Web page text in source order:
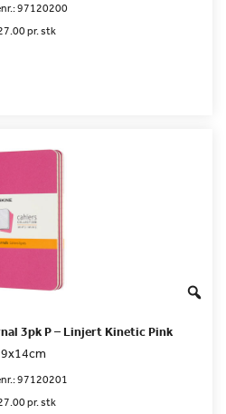
97120200
pr. stk
3pk P – Linjert Kinetic Pink
9x14cm
97120201
pr. stk